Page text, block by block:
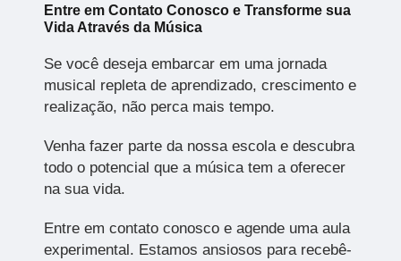
Entre em Contato Conosco e Transforme sua
Vida Através da Música
Se você deseja embarcar em uma jornada
musical repleta de aprendizado, crescimento e
realização, não perca mais tempo.
Venha fazer parte da nossa escola e descubra
todo o potencial que a música tem a oferecer
na sua vida.
Entre em contato conosco e agende uma aula
experimental. Estamos ansiosos para recebê-